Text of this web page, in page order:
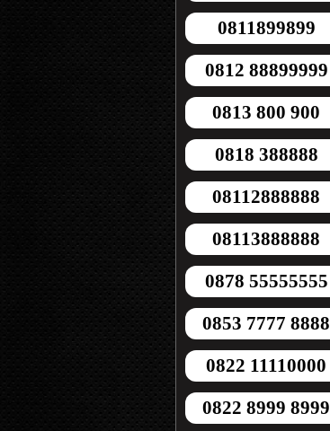
0811899899
0812 88899999
0813 800 900
0818 388888
08112888888
08113888888
0878 55555555
0853 7777 8888
0822 11110000
0822 8999 8999